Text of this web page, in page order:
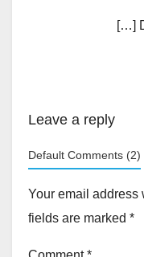
[…]
Leave a reply
Default Comments (2)
Your email address
fields are marked *